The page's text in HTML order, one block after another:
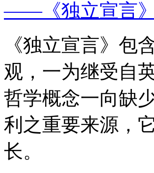
——《独立宣言
《独立宣言》包
观，一为继受自
哲学概念一向缺
利之重要来源，
长。